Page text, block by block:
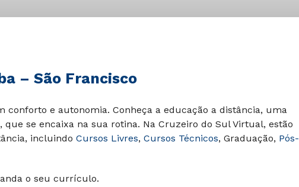
– São Francisco
conforto e autonomia. Conheça a educação a distância, uma
se encaixa na sua rotina. Na Cruzeiro do Sul Virtual, estão
incluindo Cursos Livres, Cursos Técnicos, Graduação, Pós-
o seu currículo.